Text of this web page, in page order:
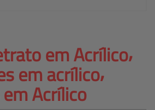
em Acrílico⸴
em acrílico⸴
Acrílico